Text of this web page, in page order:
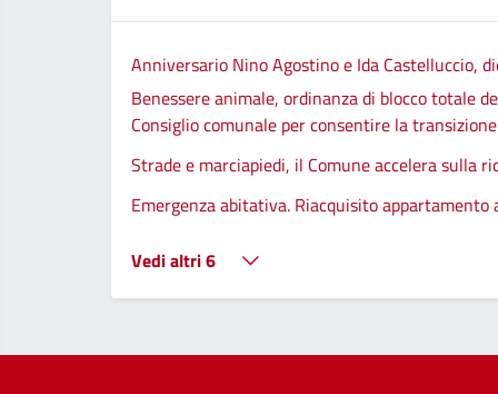
Anniversario Nino Agostino e Ida Castelluccio,
Benessere animale, ordinanza di blocco totale
Consiglio comunale per consentire la
Strade e marciapiedi, il Comune accelera sulla
Emergenza abitativa. Riacquisito appartamento
Vedi altri 6